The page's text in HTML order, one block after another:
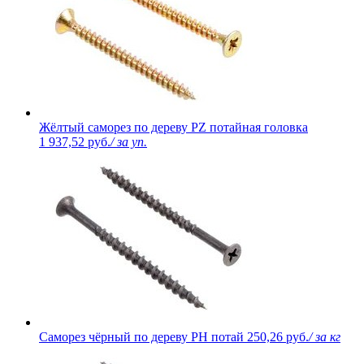
Жёлтый саморез по дереву PZ потайная головка
1 937,52 руб./ за уп.
Саморез чёрный по дереву PH потай 250,26 руб./ за кг